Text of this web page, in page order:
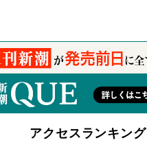
アクセスランキング